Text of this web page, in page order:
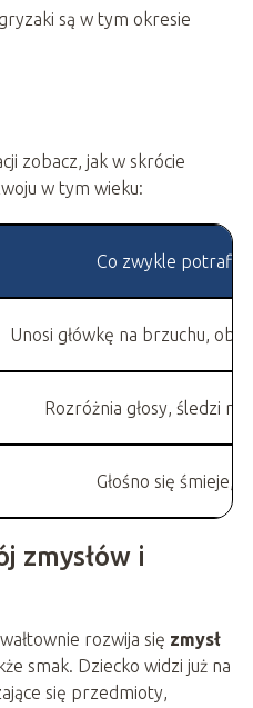
są w tym okresie
zobacz, jak w skrócie
w tym wieku:
Co zwykle potrafi
Unosi główkę na brzuchu,
Rozróżnia głosy, śledzi
Głośno się śmieje,
zmysłów i
rozwija się zmysł
smak. Dziecko widzi już na
się przedmioty,